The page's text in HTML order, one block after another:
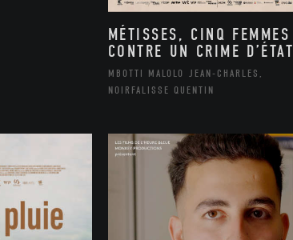
MÉTISSES, CINQ FEMMES
CONTRE UN CRIME D’ÉTAT
MBOTTI MALOLO JEAN-CHARLES,
NOIRFALISSE QUENTIN